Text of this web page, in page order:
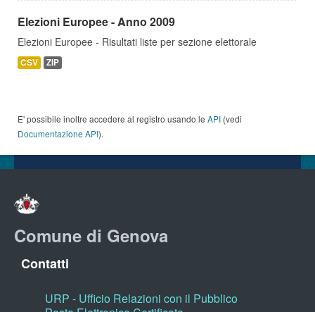
Elezioni Europee - Anno 2009
Elezioni Europee - Risultati liste per sezione elettorale
CSV ZIP
E' possibile inoltre accedere al registro usando le API (vedi
Documentazione API).
Comune di Genova
Contatti
URP - Ufficio Relazioni con il Pubblico